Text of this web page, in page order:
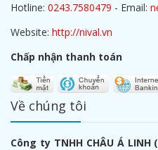
Hotline: 0243.7580479 - Email:
Website: http://nival.vn
Chấp nhận thanh toán
Về chúng tôi
Công ty TNHH CHÂU Á LINH